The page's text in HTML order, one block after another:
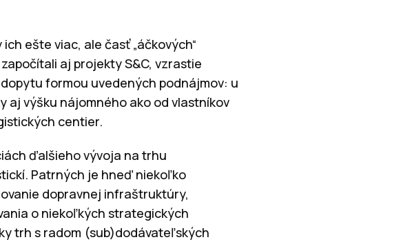
ešte viac, ale časť „áčkových“
aj projekty S&C, vzrastie
formou uvedených podnájmov: u
výšku nájomného ako od vlastníkov
centier.
ďalšieho vývoja na trhu
Patrných je hneď niekoľko
dopravnej infraštruktúry,
o niekoľkých strategických
trh s radom (sub)dodávateľských